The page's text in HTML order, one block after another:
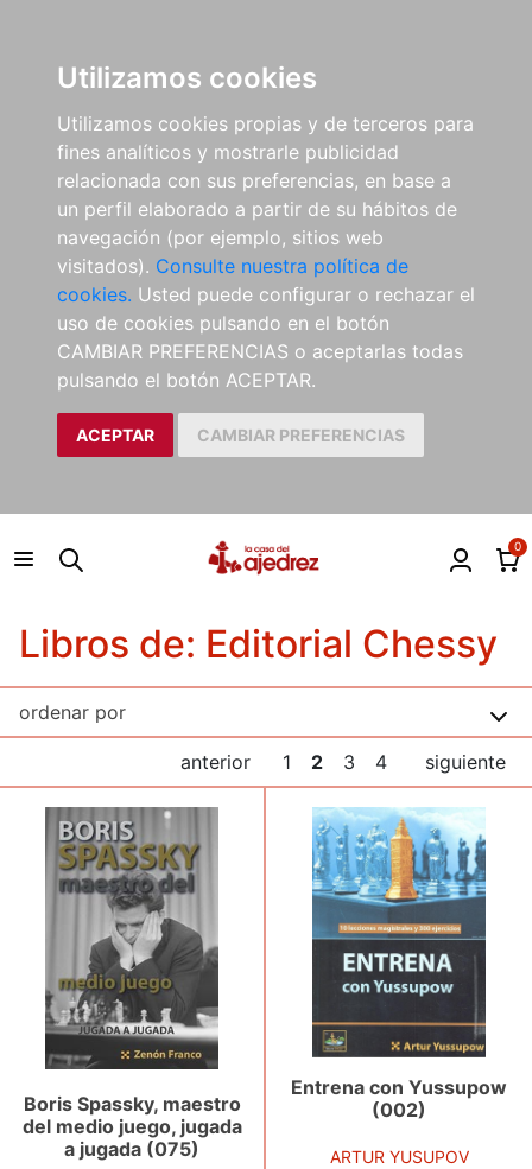
Utilizamos cookies
Utilizamos cookies propias y de terceros para
fines analíticos y mostrarle publicidad
relacionada con sus preferencias, en base a
un perfil elaborado a partir de su hábitos de
navegación (por ejemplo, sitios web
visitados). Consulte nuestra política de
cookies. Usted puede configurar o rechazar el
uso de cookies pulsando en el botón
CAMBIAR PREFERENCIAS o aceptarlas todas
pulsando el botón ACEPTAR.
ACEPTAR CAMBIAR PREFERENCIAS
0
Libros de: Editorial Chessy
anterior 1 2 3 4 siguiente
Boris Spassky, maestro
del medio juego, jugada
a jugada (075)
Entrena con Yussupow
(002)
ARTUR YUSUPOV